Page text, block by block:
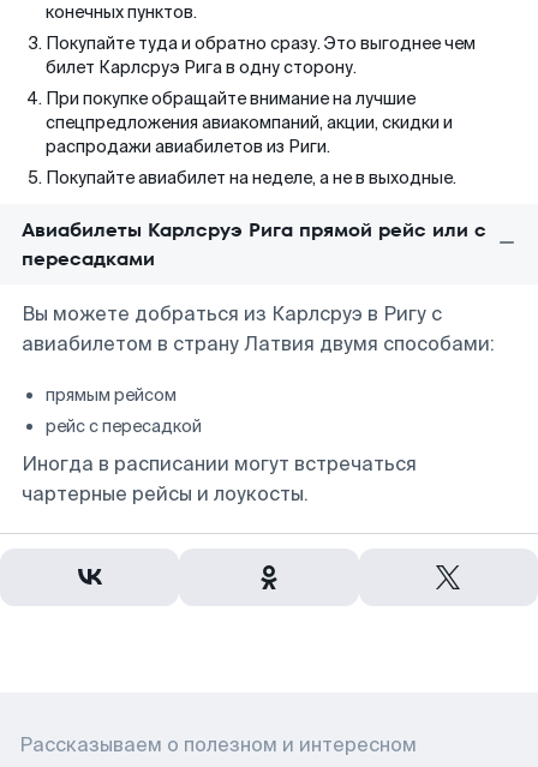
конечных пунктов.
Покупайте туда и обратно сразу. Это выгоднее чем
билет Карлсруэ Рига в одну сторону.
При покупке обращайте внимание на лучшие
спецпредложения авиакомпаний, акции, скидки и
распродажи авиабилетов из Риги.
Покупайте авиабилет на неделе, а не в выходные.
Авиабилеты Карлсруэ Рига прямой рейс или с
пересадками
Вы можете добраться из Карлсруэ в Ригу с
авиабилетом в страну Латвия двумя способами:
прямым рейсом
рейс с пересадкой
Иногда в расписании могут встречаться
чартерные рейсы и лоукосты.
Рассказываем о полезном и интересном